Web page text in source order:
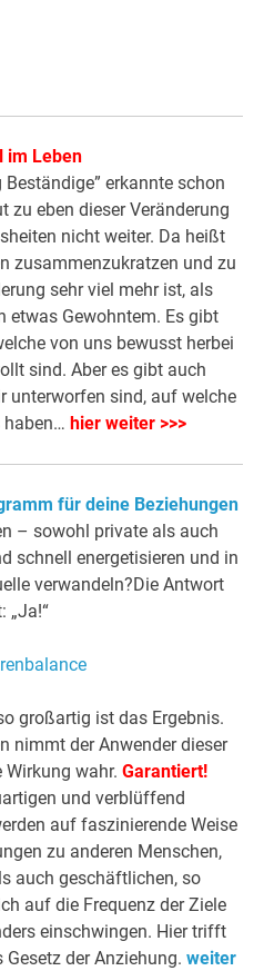
im Leben
erkannte schon
zu eben dieser Veränderung
nicht weiter. Da heißt
zusammenzukratzen und zu
sehr viel mehr ist, als
etwas Gewohntem. Es gibt
von uns bewusst herbei
sind. Aber es gibt auch
unterworfen sind, auf welche
haben… hier weiter >>>
für deine Beziehungen
– sowohl private als auch
schnell energetisieren und in
verwandeln?Die Antwort
„Ja!“
großartig ist das Ergebnis.
nimmt der Anwender dieser
Wirkung wahr. Garantiert!
und verblüffend
auf faszinierende Weise
zu anderen Menschen,
auch geschäftlichen, so
auf die Frequenz der Ziele
einschwingen. Hier trifft
der Anziehung. weiter